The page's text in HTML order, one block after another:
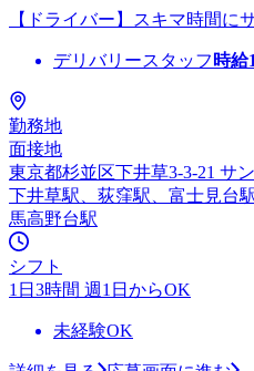
【ドライバー】スキマ時間
デリバリースタッフ 時給
勤務地
面接地
東京都杉並区下井草3-3-21 サ
下井草駅、荻窪駅、富士見台
馬高野台駅
シフト
1日3時間 週1日からOK
未経験OK